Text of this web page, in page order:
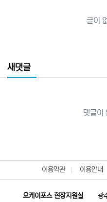
글이
새댓글
댓글이
이용약관 이용안내
오케이포스 현장지원실 광